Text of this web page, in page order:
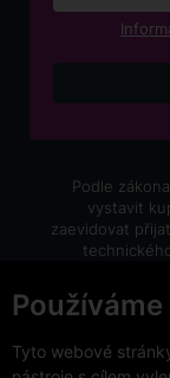
Tyto webové
Podle
vystavit
zaevidovat